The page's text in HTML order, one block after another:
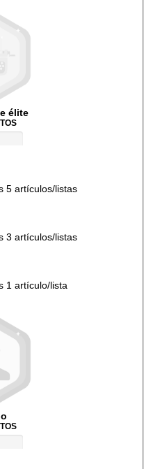
élite
5 artículos/listas
3 artículos/listas
1 artículo/lista